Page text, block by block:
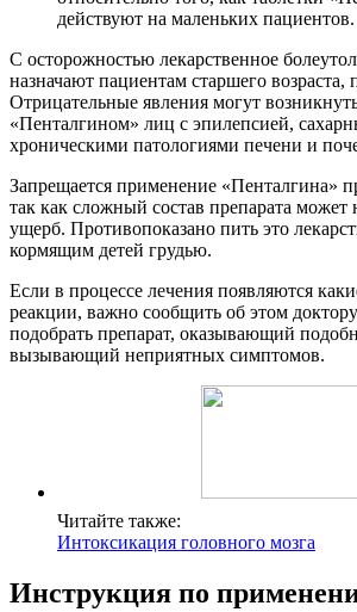
действуют на маленьких пациентов.
С осторожностью лекарственное
назначают пациентам старшего возраста,
Отрицательные явления могут
«Пенталгином» лиц с эпилепсией,
хроническими патологиями печени и
Запрещается применение «Пенталгина»
так как сложный состав препарата может
ущерб. Противопоказано пить это
кормящим детей грудью.
Если в процессе лечения появляются
реакции, важно сообщить об этом
подобрать препарат, оказывающий
вызывающий неприятных симптомов.
Читайте также:
Интоксикация головного мозга
Инструкция по